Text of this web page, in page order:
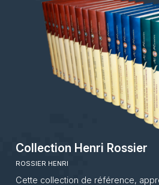
Collection Henri Rossier
ROSSIER HENRI
Cette collection de référence,